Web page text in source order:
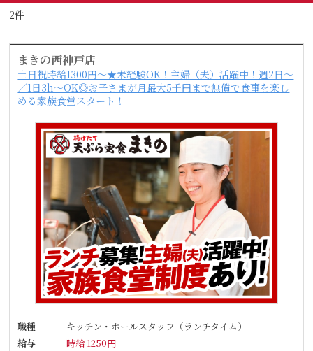
2件
まきの西神戸店
土日祝時給1300円～★未経験OK！主婦（夫）活躍中！週2日～
／1日3h～OK◎お子さまが月最大5千円まで無償で食事を楽し
める家族食堂スタート！
職種
キッチン・ホールスタッフ（ランチタイム）
給与
時給 1250円